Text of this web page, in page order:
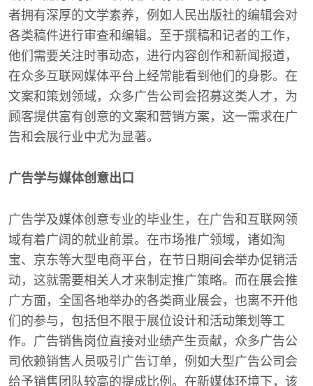
者拥有深厚的文学素养，例如人民出版社的编辑会对
各类稿件进行审查和编辑。至于撰稿和记者的工作，
他们需要关注时事动态，进行内容创作和新闻报道，
在众多互联网媒体平台上经常能看到他们的身影。在
文案和策划领域，众多广告公司会招募这类人才，为
顾客提供富有创意的文案和营销方案，这一需求在广
告和会展行业中尤为显著。
广告学与媒体创意出口
广告学及媒体创意专业的毕业生，在广告和互联网领
域有着广阔的就业前景。在市场推广领域，诸如淘
宝、京东等大型电商平台，在节日期间会举办促销活
动，这就需要相关人才来制定推广策略。而在展会推
广方面，全国各地举办的各类商业展会，也离不开他
们的参与，包括但不限于展位设计和活动策划等工
作。广告销售岗位直接对业绩产生贡献，众多广告公
司依赖销售人员吸引广告订单，例如大型广告公司会
给予销售团队较高的提成比例。在新媒体环境下，该